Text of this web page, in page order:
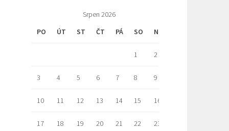
Srpen 2026
PO
ÚT ST ČT PÁ SO NE
1 2
3 4 5 6 7 8 9
10 11 12 13 14 15 16
17 18 19 20 21 22 23